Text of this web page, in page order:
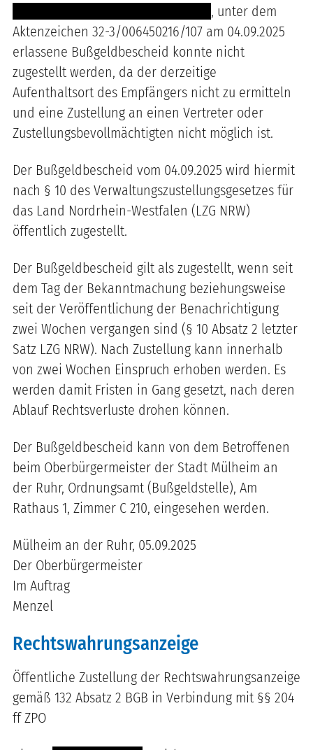
, unter dem
Aktenzeichen 32-3/006450216/107 am 04.09.2025
erlassene Bußgeldbescheid konnte nicht
zugestellt werden, da der derzeitige
Aufenthaltsort des Empfängers nicht zu ermitteln
und eine Zustellung an einen Vertreter oder
Zustellungsbevollmächtigten nicht möglich ist.
Der Bußgeldbescheid vom 04.09.2025 wird hiermit
nach § 10 des Verwaltungszustellungsgesetzes für
das Land Nordrhein-Westfalen (LZG NRW)
öffentlich zugestellt.
Der Bußgeldbescheid gilt als zugestellt, wenn seit
dem Tag der Bekanntmachung beziehungsweise
seit der Veröffentlichung der Benachrichtigung
zwei Wochen vergangen sind (§ 10 Absatz 2 letzter
Satz LZG NRW). Nach Zustellung kann innerhalb
von zwei Wochen Einspruch erhoben werden. Es
werden damit Fristen in Gang gesetzt, nach deren
Ablauf Rechtsverluste drohen können.
Der Bußgeldbescheid kann von dem Betroffenen
beim Oberbürgermeister der Stadt Mülheim an
der Ruhr, Ordnungsamt (Bußgeldstelle), Am
Rathaus 1, Zimmer C 210, eingesehen werden.
Mülheim an der Ruhr, 05.09.2025
Der Oberbürgermeister
Im Auftrag
Menzel
Rechtswahrungsanzeige
Öffentliche Zustellung der Rechtswahrungsanzeige
gemäß 132 Absatz 2 BGB in Verbindung mit §§ 204
ff ZPO